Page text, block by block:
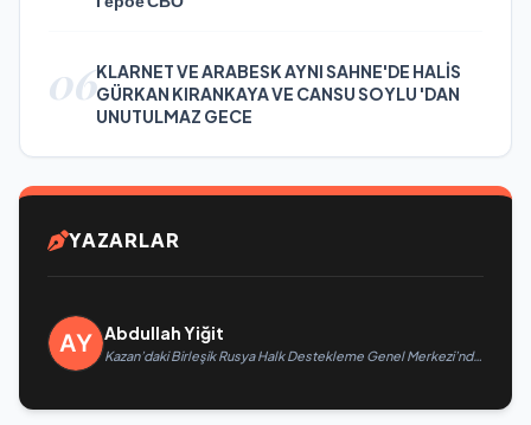
06KLARNET VE ARABESK AYNI SAHNE'DE HALİS
GÜRKAN KIRANKAYA VE CANSU SOYLU 'DAN
UNUTULMAZ GECE
YAZARLAR
Abdullah Yiğit
Kazan’daki Birleşik Rusya Halk Destekleme Genel Merkezi’nde